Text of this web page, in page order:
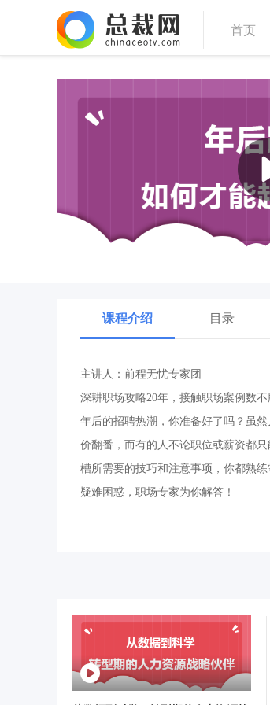
首页
课程介绍 目录
主讲人：前程无忧专家团
深耕职场攻略20年，接触职场案例数
年后的招聘热潮，你准备好了吗？虽
价翻番，而有的人不论职位或薪资都
槽所需要的技巧和注意事项，你都熟
疑难困惑，职场专家为你解答！